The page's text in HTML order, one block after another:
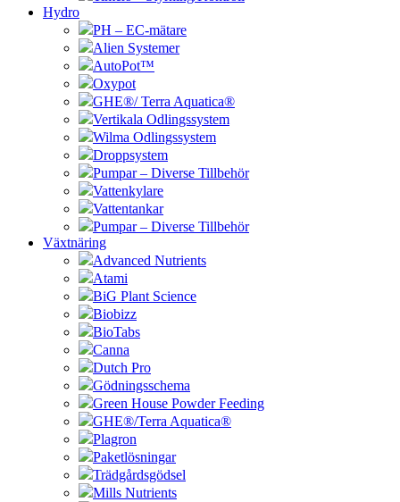
Hydro
PH – EC-mätare
Alien Systemer
AutoPot™
Oxypot
GHE®/ Terra Aquatica®
Vertikala Odlingssystem
Wilma Odlingssystem
Droppsystem
Pumpar – Diverse Tillbehör
Vattenkylare
Vattentankar
Pumpar – Diverse Tillbehör
Växtnäring
Advanced Nutrients
Atami
BiG Plant Science
Biobizz
BioTabs
Canna
Dutch Pro
Gödningsschema
Green House Powder Feeding
GHE®/Terra Aquatica®
Plagron
Paketlösningar
Trädgårdsgödsel
Mills Nutrients